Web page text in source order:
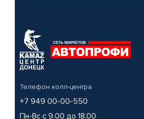
Телефон колл-центра
+7 949 00-00-550
Пн-Вс с 9.00 до 18.00